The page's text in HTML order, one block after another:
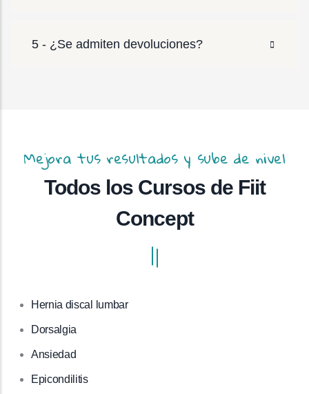
5 - ¿Se admiten devoluciones?
Mejora tus resultados y sube de nivel
Todos los Cursos de Fiit
Concept
Hernia discal lumbar
Dorsalgia
Ansiedad
Epicondilitis